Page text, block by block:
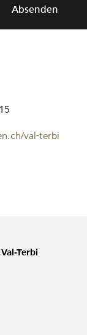
Absenden
val-terbi
Terbi